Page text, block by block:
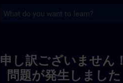
申し訳ございません！
問題が発生しました